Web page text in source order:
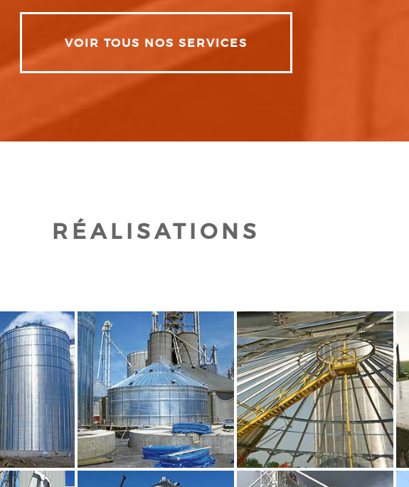
VOIR TOUS NOS SERVICES
RÉALISATIONS
AGRANDIR CLIQUEZ POUR AGRANDIR CLIQUEZ POUR AGRANDIR